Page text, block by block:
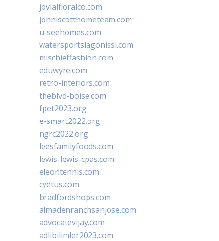
jovialfloralco.com
johnlscotthometeam.com
u-seehomes.com
watersportslagonissi.com
mischieffashion.com
eduwyre.com
retro-interiors.com
theblvd-boise.com
fpet2023.org
e-smart2022.org
ngrc2022.org
leesfamilyfoods.com
lewis-lewis-cpas.com
eleontennis.com
cyetus.com
bradfordshops.com
almadenranchsanjose.com
advocatevijay.com
adlibilimler2023.com